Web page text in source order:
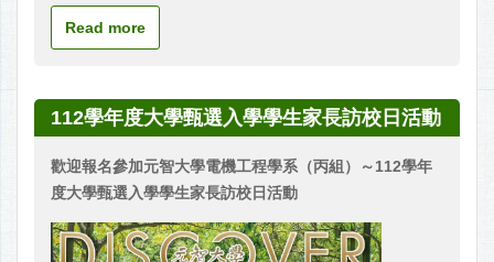
Read more
112學年度大學甄選入學學生家長訪校日活動
歡迎報名參加元智大學電機工程學系（丙組）～112學年
度大學甄選入學學生家長訪校日活動